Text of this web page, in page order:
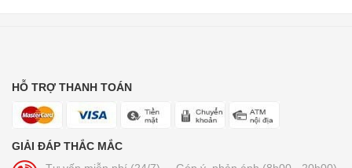
HỖ TRỢ THANH TOÁN
GIẢI ĐÁP THẮC MẮC